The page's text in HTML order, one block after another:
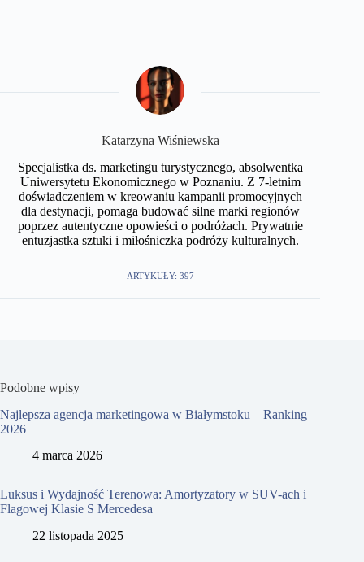
Katarzyna Wiśniewska
Specjalistka ds. marketingu turystycznego, absolwentka
Uniwersytetu Ekonomicznego w Poznaniu. Z 7-letnim
doświadczeniem w kreowaniu kampanii promocyjnych
dla destynacji, pomaga budować silne marki regionów
poprzez autentyczne opowieści o podróżach. Prywatnie
entuzjastka sztuki i miłośniczka podróży kulturalnych.
ARTYKUŁY: 397
Podobne wpisy
Najlepsza agencja marketingowa w Białymstoku – Ranking
2026
4 marca 2026
Luksus i Wydajność Terenowa: Amortyzatory w SUV-ach i
Flagowej Klasie S Mercedesa
22 listopada 2025